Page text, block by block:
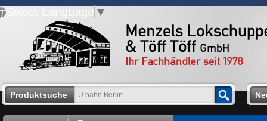
Select Language ▼
Produktsuche